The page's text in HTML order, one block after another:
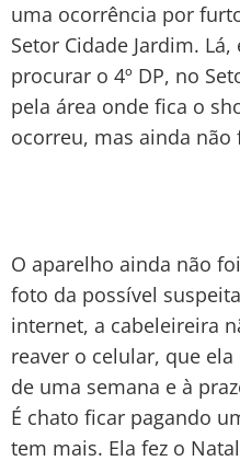
uma ocorrência por
Setor Cidade Jardim.
procurar o 4º DP, no
pela área onde fica o
ocorreu, mas ainda não
O aparelho ainda não
foto da possível
internet, a cabeleireira
reaver o celular, que
de uma semana e à
É chato ficar pagando
tem mais. Ela fez o